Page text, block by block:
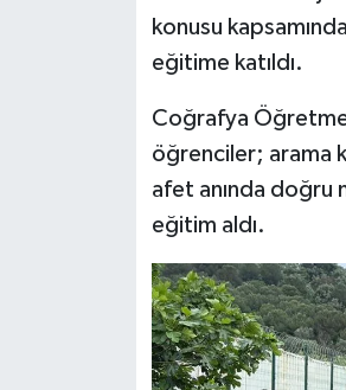
konusu
eğitime katıldı.
Coğrafya
öğrenciler; arama
afet anında doğru
eğitim aldı.